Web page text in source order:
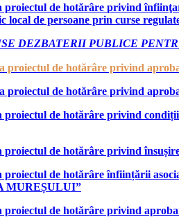
de hotărâre privind
local de persoane prin curse
DEZBATERII PUBLICE
proiectul de hotărâre privind
proiectul de hotărâre privind
de hotărâre privind
de hotărâre privind
proiectul de hotărâre înființării
MUREȘULUI”
proiectul de hotărâre privind